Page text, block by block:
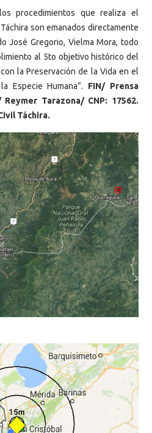
procedimientos que realiza el
son emanados directamente
José Gregorio, Vielma Mora, todo
al 5to objetivo histórico del
la Preservación de la Vida en el
Especie Humana”. FIN/ Prensa
Tarazona/ CNP: 17562.
Táchira.